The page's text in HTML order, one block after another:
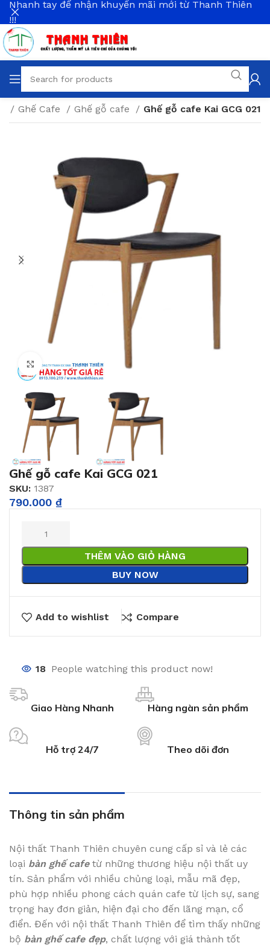
Ghế Cafe Ghế gỗ cafe Ghế gỗ cafe Kai GCG 021
Click to enlarge
Ghế gỗ cafe Kai GCG 021
SKU: 1387
790.000 ₫
THÊM VÀO GIỎ HÀNG
BUY NOW
Add to wishlist Compare
18 People watching this product now!
Giao Hàng Nhanh Hàng ngàn sản phẩm
Hỗ trợ 24/7 Theo dõi đơn
Thông tin sản phẩm
Nội thất Thanh Thiên chuyên cung cấp sỉ và lẻ các
loại bàn ghế cafetừ những thương hiệu nội thất uy
tín. Sản phẩm với nhiều chủng loại, mẫu mã đẹp,
phù hợp nhiều phong cách quán cafe từ lịch sự, sang
trọng hay đơn giản, hiện đại cho đến lãng mạn, cổ
điển. Đến với nội thất Thanh Thiên để tìm thấy những
bộ bàn ghế cafe đẹp, chất lượng với giá thành tốt
Nhanh tay để nhận khuyến mãi mới từ Thanh Thiên
!!!